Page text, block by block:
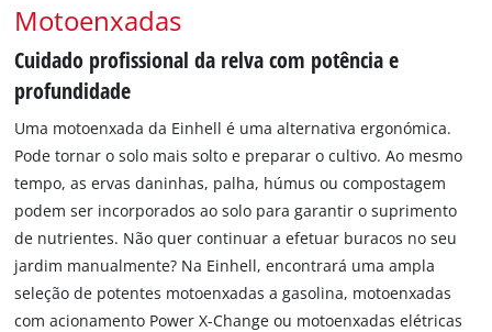
Motoenxadas
Cuidado profissional da relva com potência e
profundidade
Uma motoenxada da Einhell é uma alternativa ergonómica.
Pode tornar o solo mais solto e preparar o cultivo. Ao mesmo
tempo, as ervas daninhas, palha, húmus ou compostagem
podem ser incorporados ao solo para garantir o suprimento
de nutrientes. Não quer continuar a efetuar buracos no seu
jardim manualmente? Na Einhell, encontrará uma ampla
seleção de potentes motoenxadas a gasolina, motoenxadas
com acionamento Power X-Change ou motoenxadas elétricas